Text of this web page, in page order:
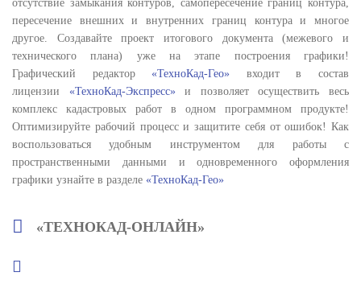
отсутствие замыкания контуров, самопересечение границ контура,
пересечение внешних и внутренних границ контура и многое
другое. Создавайте проект итогового документа (межевого и
технического плана) уже на этапе построения графики!
Графический редактор«ТехноКад-Гео» входит в состав
лицензии «ТехноКад-Экспресс»и позволяет осуществить весь
комплекс кадастровых работ в одном программном продукте!
Оптимизируйте рабочий процесс и защитите себя от ошибок! Как
воспользоваться удобным инструментом для работы с
пространственными данными и одновременного оформления
графики узнайте в разделе «ТехноКад-Гео»
«ТЕХНОКАД-ОНЛАЙН»